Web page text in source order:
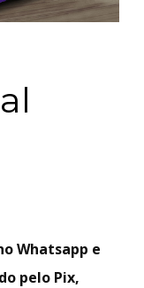
Whatsapp e
pelo Pix,